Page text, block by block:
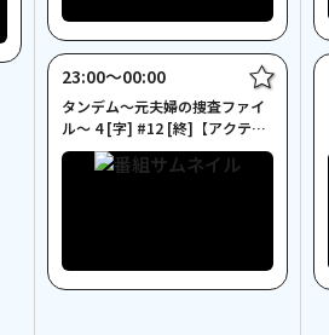
23:00〜00:00
タンデム～元夫婦の捜査ファイ
ル～ 4 [字] #12 [終]【アクティ
ープライム10】